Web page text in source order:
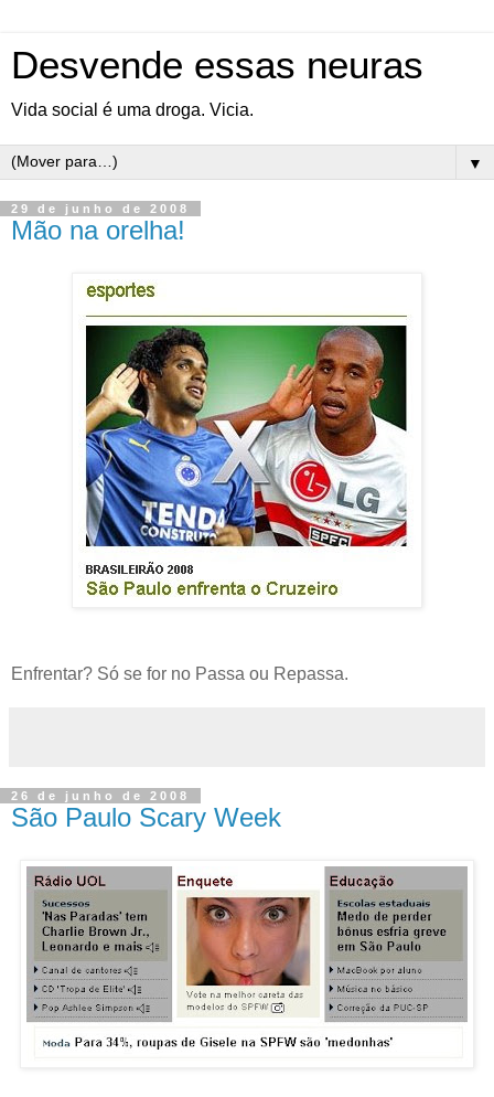
Desvende essas neuras
Vida social é uma droga. Vicia.
▼
29 de junho de 2008
Mão na orelha!
Enfrentar? Só se for no Passa ou Repassa.
26 de junho de 2008
São Paulo Scary Week